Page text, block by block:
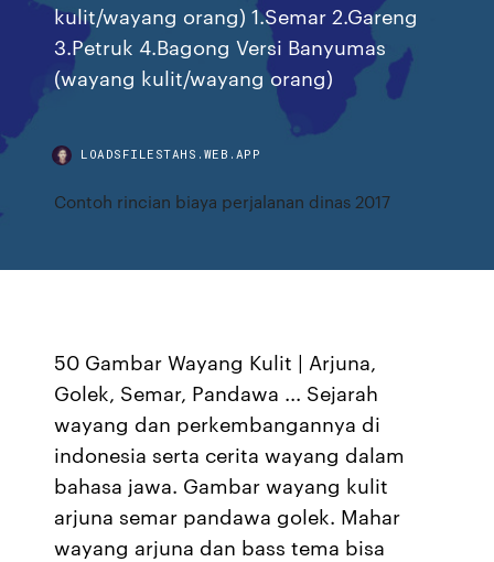
kulit/wayang orang) 1.Semar 2.Gareng
3.Petruk 4.Bagong Versi Banyumas
(wayang kulit/wayang orang)
LOADSFILESTAHS.WEB.APP
Contoh rincian biaya perjalanan dinas 2017
50 Gambar Wayang Kulit | Arjuna,
Golek, Semar, Pandawa ... Sejarah
wayang dan perkembangannya di
indonesia serta cerita wayang dalam
bahasa jawa. Gambar wayang kulit
arjuna semar pandawa golek. Mahar
wayang arjuna dan bass tema bisa